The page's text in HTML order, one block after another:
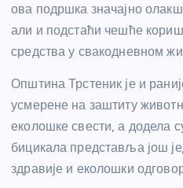
ова подршка значајно
али и подстаћи чешће
средства у свакодневном
Општина Трстеник је и
усмерене на заштиту
еколошке свести, а додела
бицикала представља још
здравије и еколошки